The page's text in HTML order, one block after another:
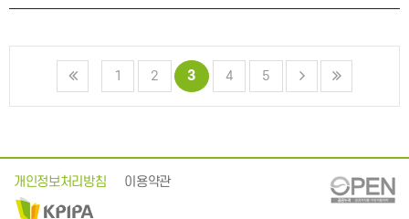
1 2 3 4 5
개인정보처리방침 이용약관